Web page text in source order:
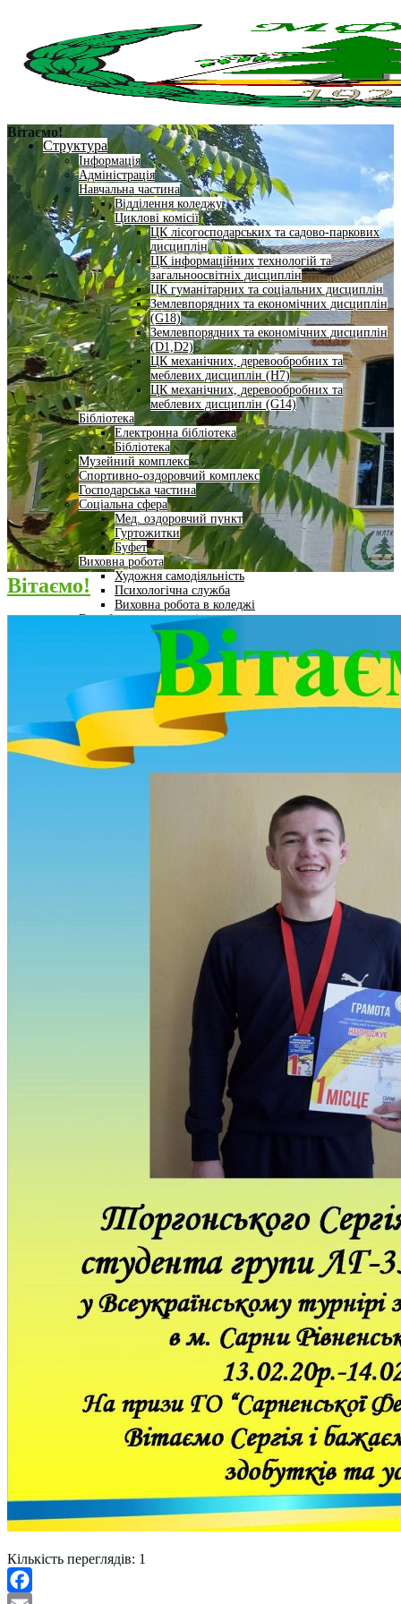
Структура
Інформація
Адміністрація
Навчальна частина
Відділення коледжу
Циклові комісії
ЦК лісогосподарських та садово-паркових
дисциплін
ЦК інформаційних технологій та
загальноосвітніх дисциплін
ЦК гуманітарних та соціальних дисциплін
Землевпорядних та економічних дисциплін
(G18)
Землевпорядних та економічних дисциплін
(D1,D2)
ЦК механічних, деревообробних та
меблевих дисциплін (H7)
ЦК механічних, деревообробних та
меблевих дисциплін (G14)
Бібліотека
Електронна бібліотека
Бібліотека
Музейний комплекс
Спортивно-оздоровчий комплекс
Господарська частина
Соціальна сфера
Мед. оздоровчий пункт
Гуртожитки
Буфет
Виховна робота
Художня самодіяльність
Психологічна служба
Виховна робота в коледжі
Виробниче навчання і практики
Центр внутрішнього забезпечення якості освіти МФК
Академічна доброчесність
Завідувач кафедри
Науково-педагогічний склад
Вступнику
Науково-дослідницька робота
Освітній процес
Студентське життя
Комунікаційні зв’язки
Неформальна та інформальна освіта
Міжнародне співробітництво
Міжнародне співробітництво для викладачів
Міжнародне співробітництво для студентів
Кваліфікаційний центр МФК
Майстри сервісних центрів
Про формальну, неформальну та інформальну освіту
Вітаємо!
Вітаємо!
Кількість переглядів: 1